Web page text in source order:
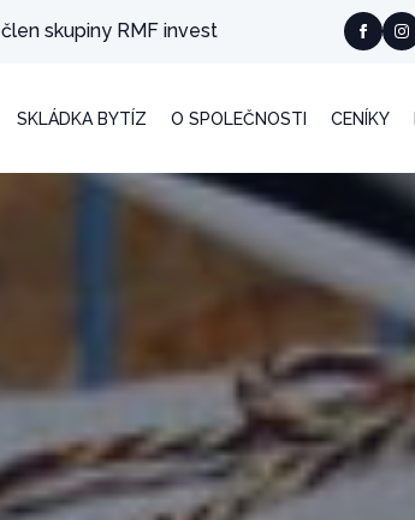
člen skupiny RMF invest
SKLÁDKA BYTÍZ O SPOLEČNOSTI CENÍKY